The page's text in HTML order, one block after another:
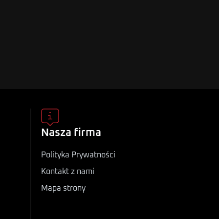
Nasza firma
Polityka Prywatności
Kontakt z nami
Mapa strony